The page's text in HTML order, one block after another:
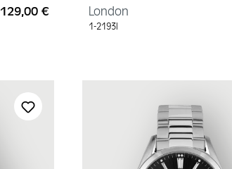
Regulärer Preis:
129,00 € London
1-2193I